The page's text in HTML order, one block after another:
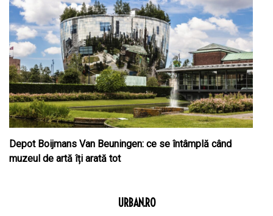
Depot Boijmans Van Beuningen: ce se întâmplă când
muzeul de artă îți arată tot
URBAN.RO